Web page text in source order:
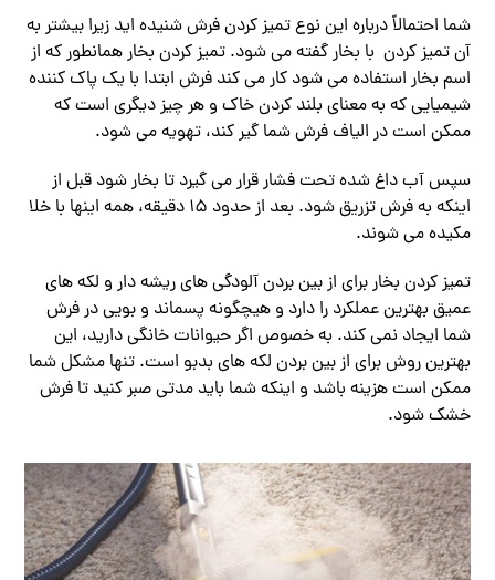
شما احتمالاً درباره این نوع تمیز کردن فرش شنیده اید زیرا بیشتر به
آن تمیز کردن با بخار گفته می شود. تمیز کردن بخار همانطور که از
اسم بخار استفاده می شود کار می کند فرش ابتدا با یک پاک کننده
شیمیایی که به معنای بلند کردن خاک و هر چیز دیگری است که
ممکن است در الیاف فرش شما گیر کند، تهویه می شود.
سپس آب داغ شده تحت فشار قرار می گیرد تا بخار شود قبل از
اینکه به فرش تزریق شود. بعد از حدود 15 دقیقه، همه اینها با خلا
مکیده می شوند.
تمیز کردن بخار برای از بین بردن آلودگی های ریشه دار و لکه های
عمیق بهترین عملکرد را دارد و هیچگونه پسماند و بویی در فرش
شما ایجاد نمی کند. به خصوص اگر حیوانات خانگی دارید، این
بهترین روش برای از بین بردن لکه های بدبو است. تنها مشکل شما
ممکن است هزینه باشد و اینکه شما باید مدتی صبر کنید تا فرش
خشک شود.